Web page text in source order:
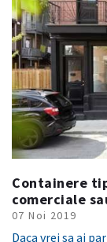
Containere
comerciale
07 Noi 2019
Daca vrei sa ai